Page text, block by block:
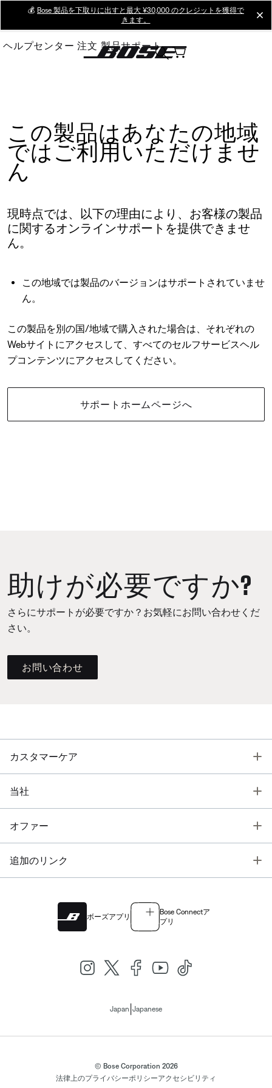
Main
💰 Bose 製品を下取りに出すと最大 ¥30,000 のクレジットを獲得で
きます。
ヘルプセンター 注文 製品サポート
この製品はあなたの地域
ではご利用いただけませ
ん
現時点では、以下の理由により、お客様の製品
に関するオンラインサポートを提供できませ
ん。
この地域では製品のバージョンはサポートされていませ
ん。
この製品を別の国/地域で購入された場合は、それぞれの
Webサイトにアクセスして、すべてのセルフサービスヘル
プコンテンツにアクセスしてください。
サポートホームページへ
助けが必要ですか?
さらにサポートが必要ですか？お気軽にお問い合わせくだ
さい。
お問い合わせ
カスタマーケア
当社
オファー
追加のリンク
ボーズアプリ
Bose Connectア
プリ
Japan Japanese
© Bose Corporation 2026
法律上のプライバシーポリシーアクセシビリティ